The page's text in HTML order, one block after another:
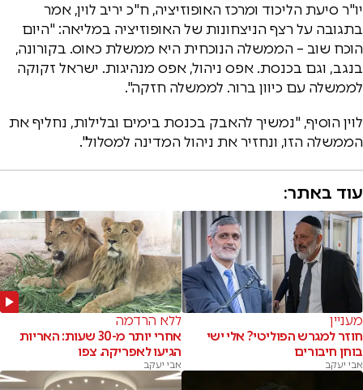
יו"ר סיעת הליכוד ומרכז האופוזיציה, ח"כ יריב לוין, אמר
בתגובה על רצף הניצחונות של האופוזיציה במליאה: "היום
הוכח שוב – הממשלה הנוכחית היא ממשלת כאוס. בקורונה,
בנגב, וגם בכנסת. אפס ניהול, אפס מנהיגות. ישראל זקוקה
לממשלה עם כיוון ברור. לממשלה חזקה".
לוין הוסיף, "נמשיך להאבק בכנסת בימים ובלילות, נחליף את
הממשלה הזו, ונחזיר את ניהול המדינה למסלול".
עוד באתר:
מעניין
חוזר למגרש הפוליטי? אלי ישי
בוחן חיבורים
אבי יעקב
ללא הרדמה
אחרי יותר מ-30 שעות: האריות
הגיעו לאפריקה. צפו
אבי יעקב